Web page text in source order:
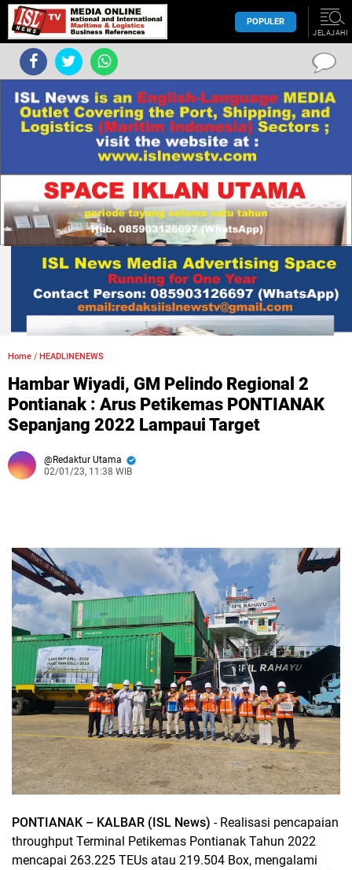
POPULER
JELAJAHI
Home / HEADLINENEWS
Hambar Wiyadi, GM Pelindo Regional 2
Pontianak : Arus Petikemas PONTIANAK
Sepanjang 2022 Lampaui Target
Redaktur Utama
02/01/23, 11:38 WIB
PONTIANAK – KALBAR (ISL News) - Realisasi pencapaian
throughput Terminal Petikemas Pontianak Tahun 2022
mencapai 263.225 TEUs atau 219.504 Box, mengalami